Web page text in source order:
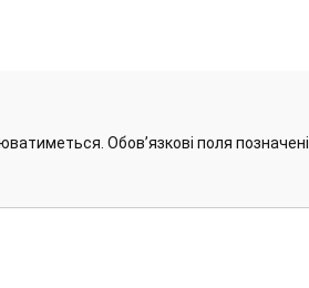
Обов’язкові поля позначені